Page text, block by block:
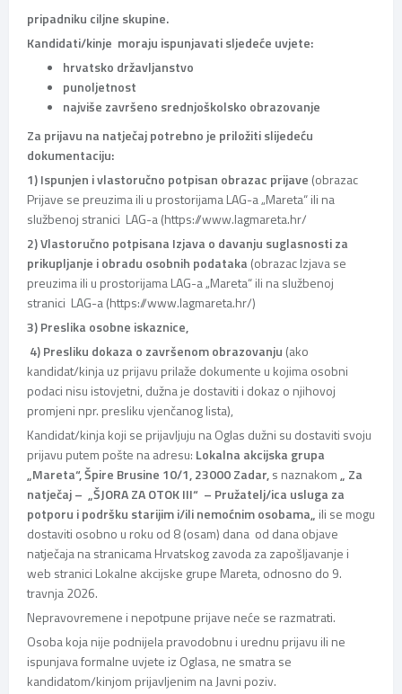
pripadniku ciljne skupine.
Kandidati/kinje moraju ispunjavati sljedeće uvjete:
hrvatsko državljanstvo
punoljetnost
najviše završeno srednjoškolsko obrazovanje
Za prijavu na natječaj potrebno je priložiti slijedeću
dokumentaciju:
1) Ispunjen i vlastoručno potpisan obrazac prijave (obrazac
Prijave se preuzima ili u prostorijama LAG-a „Mareta“ ili na
službenoj stranici LAG-a (https://www.lagmareta.hr/
2) Vlastoručno potpisana Izjava o davanju suglasnosti za
prikupljanje i obradu osobnih podataka (obrazac Izjava se
preuzima ili u prostorijama LAG-a „Mareta“ ili na službenoj
stranici LAG-a (https://www.lagmareta.hr/)
3) Preslika osobne iskaznice,
4) Presliku dokaza o završenom obrazovanju (ako
kandidat/kinja uz prijavu prilaže dokumente u kojima osobni
podaci nisu istovjetni, dužna je dostaviti i dokaz o njihovoj
promjeni npr. presliku vjenčanog lista),
Kandidat/kinja koji se prijavljuju na Oglas dužni su dostaviti svoju
prijavu putem pošte na adresu: Lokalna akcijska grupa
„Mareta“, Špire Brusine 10/1, 23000 Zadar,s naznakom „ Za
natječaj – „ŠJORA ZA OTOK III“ – Pružatelj/ica usluga za
potporu i podršku starijim i/ili nemoćnim osobama„ ili se mogu
dostaviti osobno u roku od 8 (osam) dana od dana objave
natječaja na stranicama Hrvatskog zavoda za zapošljavanje i
web stranici Lokalne akcijske grupe Mareta, odnosno do 9.
travnja 2026.
Nepravovremene i nepotpune prijave neće se razmatrati.
Osoba koja nije podnijela pravodobnu i urednu prijavu ili ne
ispunjava formalne uvjete iz Oglasa, ne smatra se
kandidatom/kinjom prijavljenim na Javni poziv.